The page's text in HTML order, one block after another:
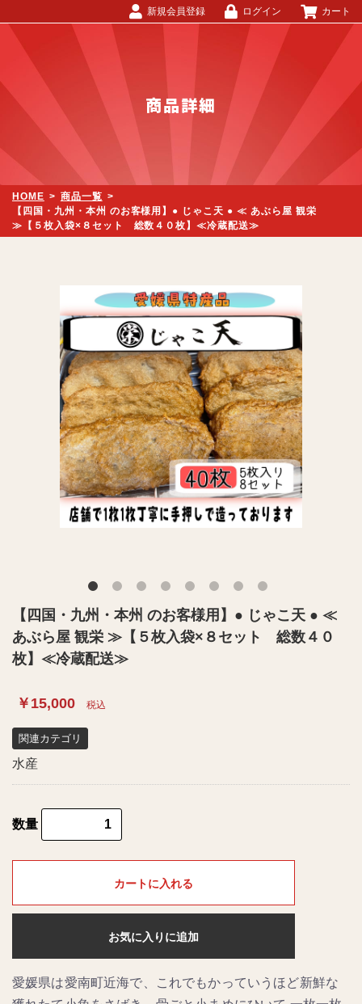
新規会員登録 ログイン カート
商品詳細
HOME > 商品一覧 >
【四国・九州・本州 のお客様用】● じゃこ天 ● ≪ あぶら屋 観栄
≫【５枚入袋×８セット 総数４０枚】≪冷蔵配送≫
【四国・九州・本州 のお客様用】● じゃこ天 ● ≪
あぶら屋 観栄 ≫【５枚入袋×８セット 総数４０
枚】≪冷蔵配送≫
￥15,000 税込
関連カテゴリ
水産
数量
カートに入れる
お気に入りに追加
愛媛県は愛南町近海で、これでもかっていうほど新鮮な